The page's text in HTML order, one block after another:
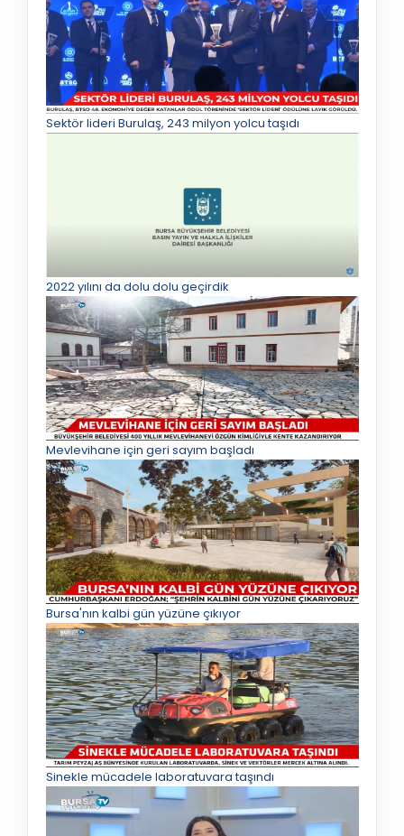
Sektör lideri Burulaş, 243 milyon yolcu taşıdı
2022 yılını da dolu dolu geçirdik
Mevlevihane için geri sayım başladı
Bursa'nın kalbi gün yüzüne çıkıyor
Sinekle mücadele laboratuvara taşındı